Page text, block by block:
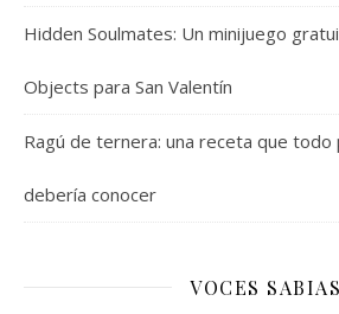
Hidden Soulmates: Un minijuego
Objects para San Valentín
Ragú de ternera: una receta que
debería conocer
VOCES SABIAS